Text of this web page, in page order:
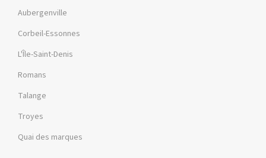
Aubergenville
Corbeil-Essonnes
L'Île-Saint-Denis
Romans
Talange
Troyes
Quai des marques